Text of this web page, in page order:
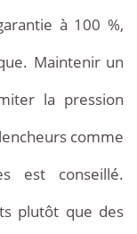
à 100 %,
Maintenir un
la pression
comme
est conseillé.
plutôt que des